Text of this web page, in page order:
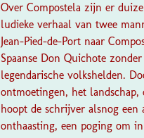
Over Compostela zijn er
ludieke verhaal van twee
Jean-Pied-de-Port naar
Spaanse Don Quichote
legendarische volkshelden.
ontmoetingen, het landschap,
hoopt de schrijver alsnog
onthaasting, een poging om